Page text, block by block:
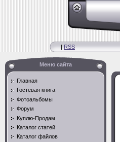
|RSS
Меню сайта
Главная
Гостевая книга
Фотоальбомы
Форум
Куплю-Продам
Каталог статей
Каталог файлов